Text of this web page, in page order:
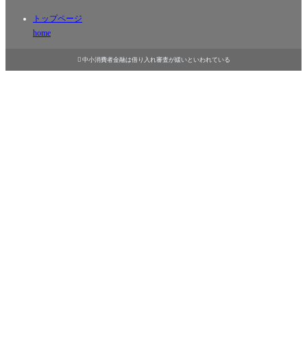
トップページ
home
 中小消費者金融は借り入れ審査が緩いといわれている